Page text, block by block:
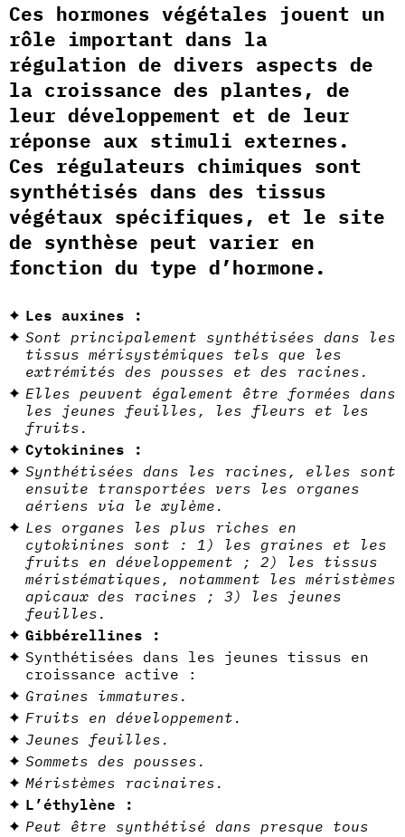
Ces hormones végétales jouent un
rôle important dans la
régulation de divers aspects de
la croissance des plantes, de
leur développement et de leur
réponse aux stimuli externes.
Ces régulateurs chimiques sont
synthétisés dans des tissus
végétaux spécifiques, et le site
de synthèse peut varier en
fonction du type d’hormone.
Les auxines :
Sont principalement synthétisées dans les
tissus mérisystémiques tels que les
extrémités des pousses et des racines.
Elles peuvent également être formées dans
les jeunes feuilles, les fleurs et les
fruits.
Cytokinines :
Synthétisées dans les racines, elles sont
ensuite transportées vers les organes
aériens via le xylème.
Les organes les plus riches en
cytokinines sont : 1) les graines et les
fruits en développement ; 2) les tissus
méristématiques, notamment les méristèmes
apicaux des racines ; 3) les jeunes
feuilles.
Gibbérellines :
Synthétisées dans les jeunes tissus en
croissance active :
Graines immatures.
Fruits en développement.
Jeunes feuilles.
Sommets des pousses.
Méristèmes racinaires.
L’éthylène :
Peut être synthétisé dans presque tous